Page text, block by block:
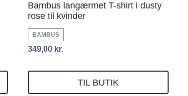
Bambus langærmet T-shirt i dusty
rose til kvinder
BAMBUS
349,00 kr.
TIL BUTIK